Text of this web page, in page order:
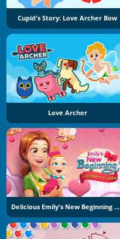
Cupid's Story: Love Archer Bow
Love Archer
Delicious Emily's New Beginning Valentine's Edition